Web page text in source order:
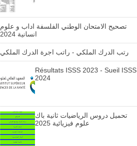
تصحيح الامتحان الوطني الفلسفة اداب و علوم
انسانية 2024
رتب الدرك الملكي - راتب اجرة الدرك الملكي
Résultats ISSS 2023 - Sueil ISSS
2024
تحميل دروس الرياضيات ثانية باك
علوم فيزيائية 2025